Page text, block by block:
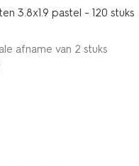
3.8x1.9 pastel - 120 stuks
afname van 2 stuks